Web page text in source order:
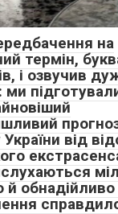
на
термін,
і озвучив
ми
від